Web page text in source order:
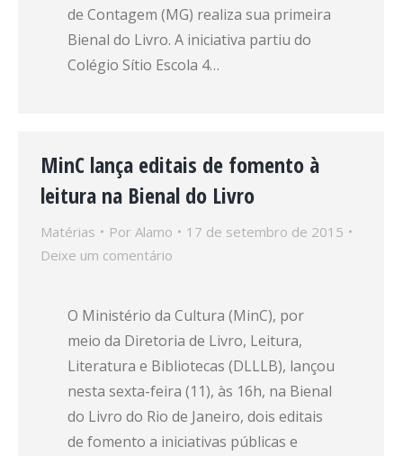
de Contagem (MG) realiza sua primeira
Bienal do Livro. A iniciativa partiu do
Colégio Sítio Escola 4…
MinC lança editais de fomento à
leitura na Bienal do Livro
Matérias Por Alamo
17 de setembro de 2015
Deixe um comentário
O Ministério da Cultura (MinC), por
meio da Diretoria de Livro, Leitura,
Literatura e Bibliotecas (DLLLB), lançou
nesta sexta-feira (11), às 16h, na Bienal
do Livro do Rio de Janeiro, dois editais
de fomento a iniciativas públicas e